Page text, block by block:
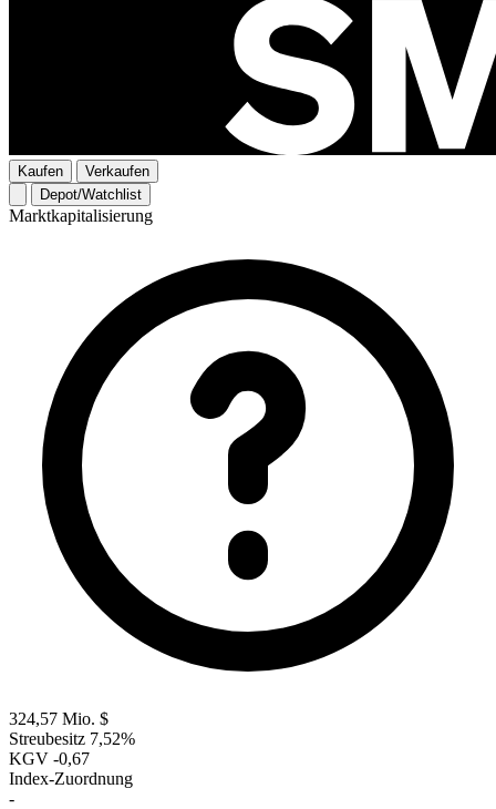
Kaufen
Verkaufen
Depot/Watchlist
Marktkapitalisierung
324,57 Mio. $
Streubesitz 7,52%
KGV -0,67
Index-Zuordnung
-